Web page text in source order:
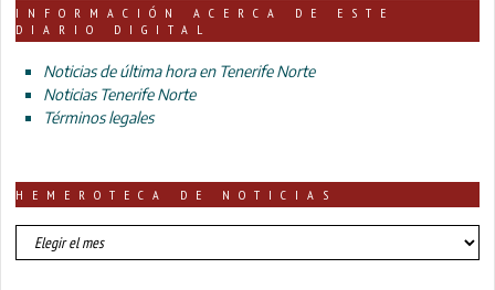
INFORMACIÓN ACERCA DE ESTE
DIARIO DIGITAL
Noticias de última hora en Tenerife Norte
Noticias Tenerife Norte
Términos legales
HEMEROTECA DE NOTICIAS
HEMEROTECA
DE